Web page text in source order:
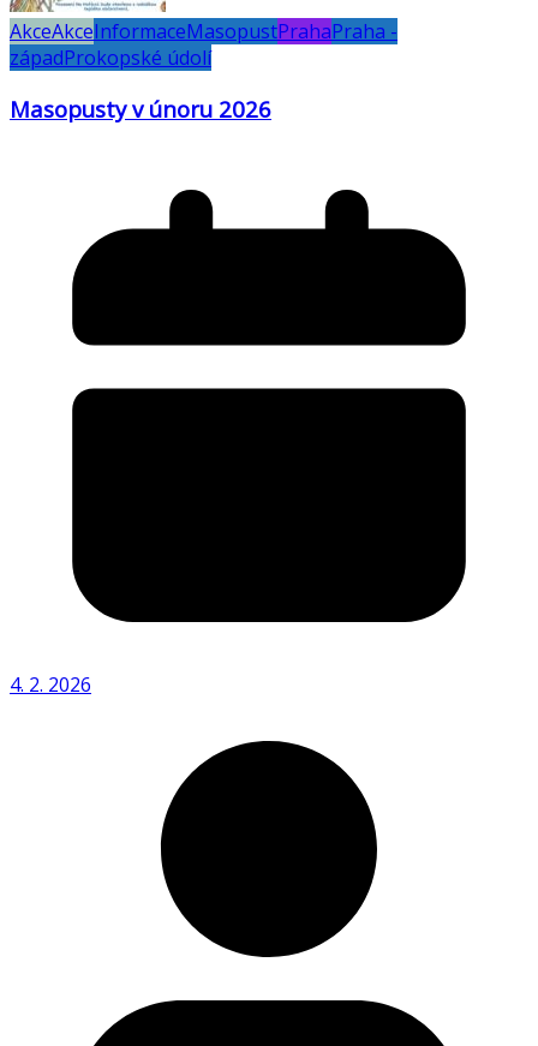
AkceAkceInformaceMasopustPrahaPraha -
západProkopské údolí
Masopusty v únoru 2026
4. 2. 2026